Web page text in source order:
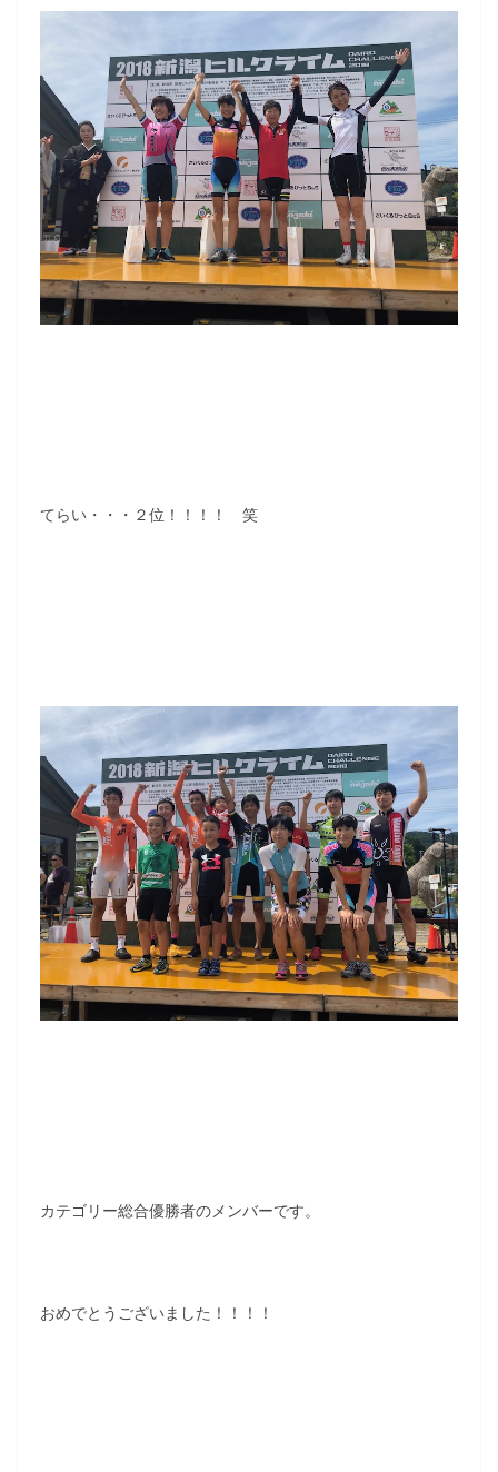
てらい・・・２位！！！！ 笑
カテゴリー総合優勝者のメンバーです。
おめでとうございました！！！！